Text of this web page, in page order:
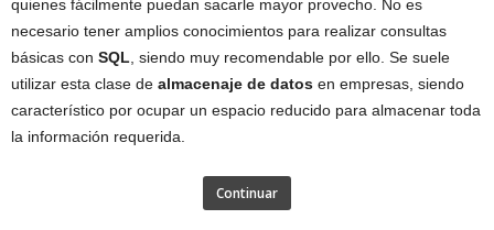
quienes fácilmente puedan sacarle mayor provecho. No es
necesario tener amplios conocimientos para realizar consultas
básicas con SQL , siendo muy recomendable por ello. Se suele
utilizar esta clase de almacenaje de datos en empresas, siendo
característico por ocupar un espacio reducido para almacenar toda
la información requerida.
Continuar